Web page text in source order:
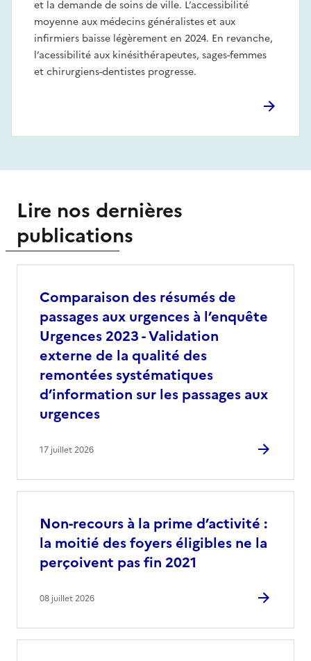
et la demande de soins de ville. L’accessibilité
moyenne aux médecins généralistes et aux
infirmiers baisse légèrement en 2024. En revanche,
l’acessibilité aux kinésithérapeutes, sages-femmes
et chirurgiens-dentistes progresse.
Lire nos dernières
publications
Comparaison des résumés de
passages aux urgences à l’enquête
Urgences 2023 - Validation
externe de la qualité des
remontées systématiques
d’information sur les passages aux
urgences
17 juillet 2026
Non-recours à la prime d’activité :
la moitié des foyers éligibles ne la
perçoivent pas fin 2021
08 juillet 2026